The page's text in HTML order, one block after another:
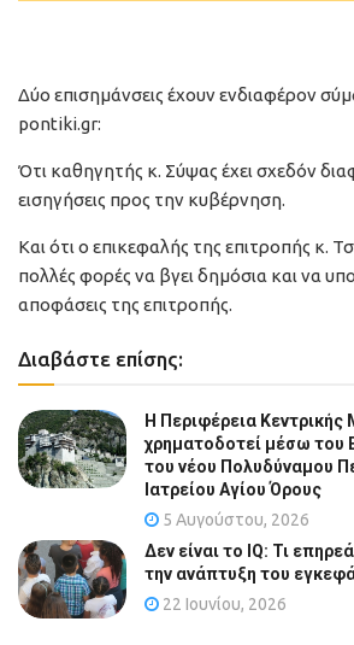
Δύο επισημάνσεις έχουν ενδιαφέρον
pontiki.gr:
Ότι καθηγητής κ. Σύψας έχει σχεδόν
εισηγήσεις προς την κυβέρνηση.
Και ότι ο επικεφαλής της επιτροπής κ.
πολλές φορές να βγει δημόσια και να
αποφάσεις της επιτροπής.
Διαβάστε επίσης:
Η Περιφέρεια Κεντρικής
χρηματοδοτεί μέσω του
του νέου Πολυδύναμου
Ιατρείου Αγίου Όρους
5 Αυγούστου, 2026
Δεν είναι το IQ: Τι
την ανάπτυξη του
22 Ιουνίου, 2026